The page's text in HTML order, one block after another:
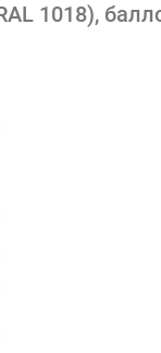
1018),